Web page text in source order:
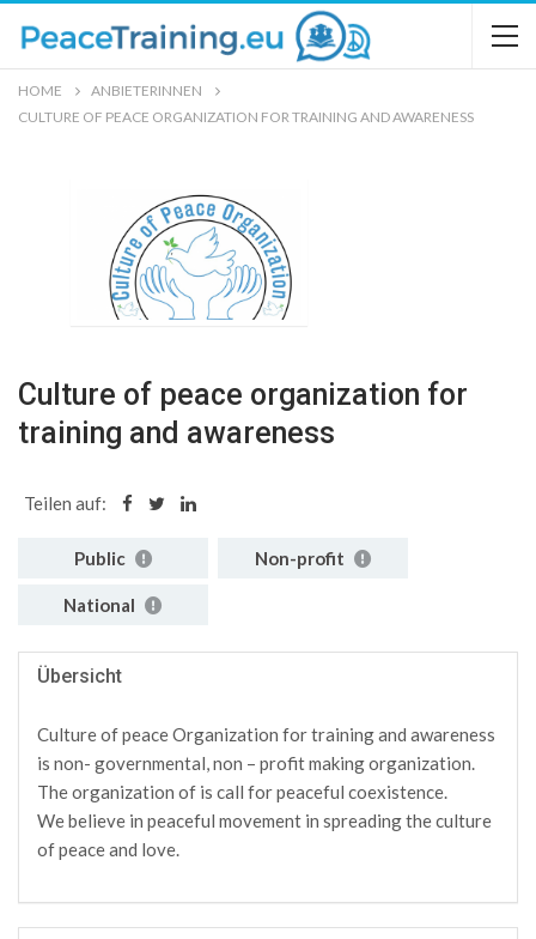
HOME
ANBIETERINNEN
CULTURE OF PEACE ORGANIZATION FOR TRAINING AND AWARENESS
Culture of peace organization for
training and awareness
Teilen auf:
Public Non-profit
National
Übersicht
Culture of peace Organization for training and awareness
is non- governmental, non – profit making organization.
The organization of is call for peaceful coexistence.
We believe in peaceful movement in spreading the culture
of peace and love.